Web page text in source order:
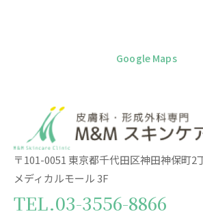
Google Maps
〒101-0051 東京都千代田区神田神保町2
メディカルモール 3F
TEL.03-3556-8866